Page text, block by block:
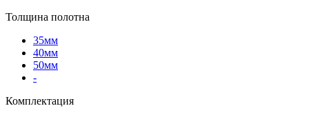
Толщина полотна
35мм
40мм
50мм
-
Комплектация